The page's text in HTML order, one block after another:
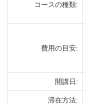
コースの種類:
費用の目安:
開講日:
滞在方法: